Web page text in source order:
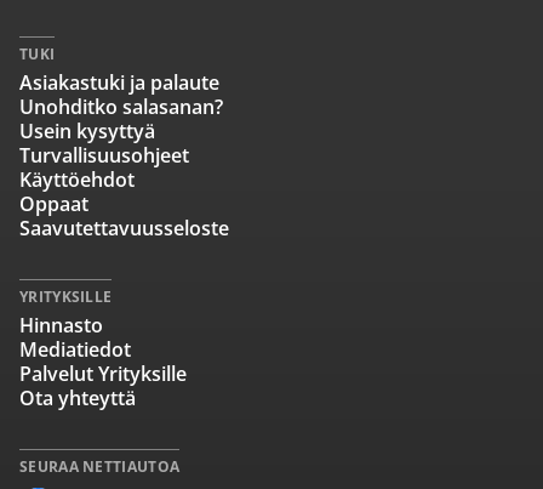
SEURAA NETTIAUTOA
TUKI
Asiakastuki ja palaute
Unohditko salasanan?
Usein kysyttyä
Turvallisuusohjeet
Käyttöehdot
Oppaat
Saavutettavuusseloste
YRITYKSILLE
Hinnasto
Mediatiedot
Palvelut Yrityksille
Ota yhteyttä